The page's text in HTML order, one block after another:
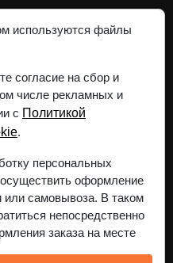
используются файлы
согласие на сбор и
числе рекламных и
с Политикой
.
персональных
оформление
или самовывоза. В таком
непосредственно
заказа на месте
реестре